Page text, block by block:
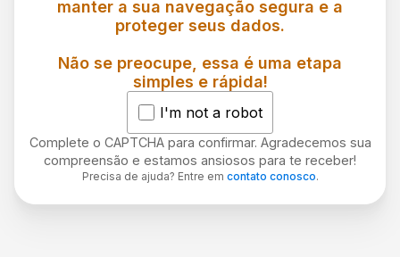
manter a sua navegação segura e a
proteger seus dados.
Não se preocupe, essa é uma etapa
simples e rápida!
I'm not a robot
Complete o CAPTCHA para confirmar. Agradecemos sua
compreensão e estamos ansiosos para te receber!
Precisa de ajuda? Entre em contato conosco.